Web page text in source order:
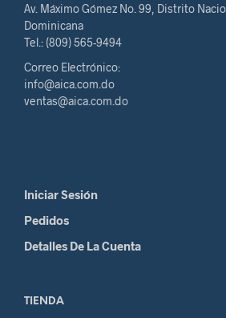
Av. Máximo Gómez No. 99, Distrito
Dominicana
Tel.: (809) 565-9494
Correo Electrónico:
info@aica.com.do
ventas@aica.com.do
Iniciar Sesión
Pedidos
Detalles De La Cuenta
TIENDA